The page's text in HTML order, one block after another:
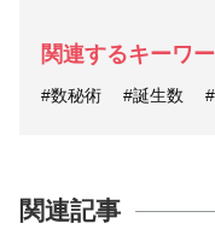
関連するキーワ
#数秘術 #誕生数
関連記事